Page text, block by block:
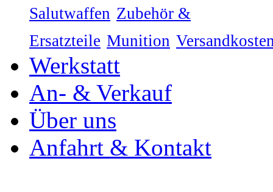
Salutwaffen Zubehör &
Ersatzteile Munition
Werkstatt
An- & Verkauf
Über uns
Anfahrt & Kontakt